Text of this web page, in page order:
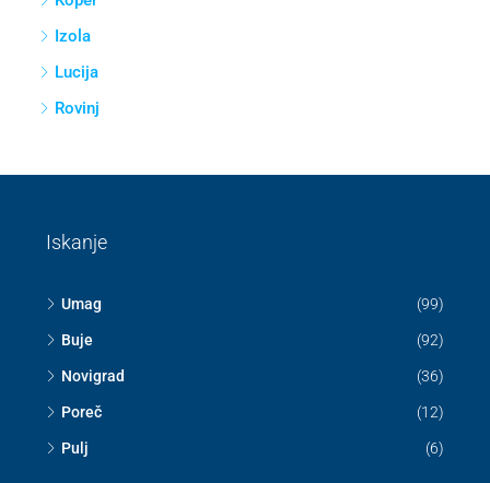
Koper
Izola
Lucija
Rovinj
Iskanje
Umag (99)
Buje (92)
Novigrad (36)
Poreč (12)
Pulj (6)